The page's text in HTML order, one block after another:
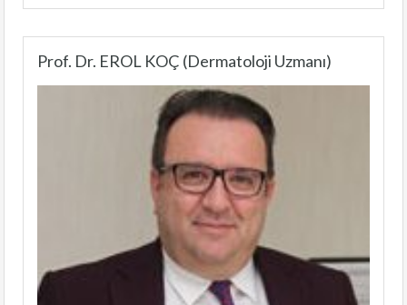
Prof. Dr. EROL KOÇ (Dermatoloji Uzmanı)